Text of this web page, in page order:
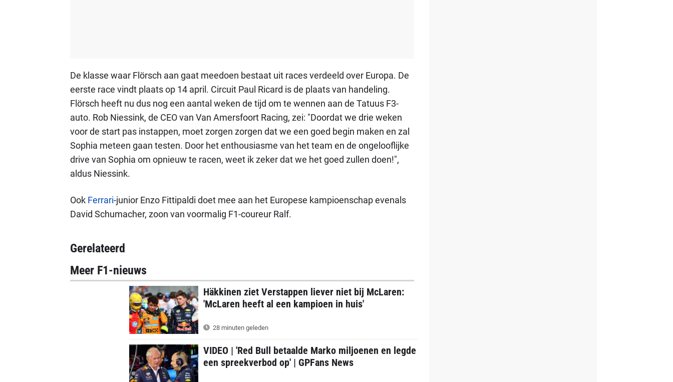
De klasse waar Flörsch aan gaat meedoen bestaat uit races verdeeld over Europa. De
eerste race vindt plaats op 14 april. Circuit Paul Ricard is de plaats van handeling.
Flörsch heeft nu dus nog een aantal weken de tijd om te wennen aan de Tatuus F3-
auto. Rob Niessink, de CEO van Van Amersfoort Racing, zei: "Doordat we drie weken
voor de start pas instappen, moet zorgen zorgen dat we een goed begin maken en zal
Sophia meteen gaan testen. Door het enthousiasme van het team en de ongelooflijke
drive van Sophia om opnieuw te racen, weet ik zeker dat we het goed zullen doen!",
aldus Niessink.
Ook Ferrari-junior Enzo Fittipaldi doet mee aan het Europese kampioenschap evenals
David Schumacher, zoon van voormalig F1-coureur Ralf.
Gerelateerd
Meer F1-nieuws
Häkkinen ziet Verstappen liever niet bij McLaren:
'McLaren heeft al een kampioen in huis'
28 minuten geleden
VIDEO | 'Red Bull betaalde Marko miljoenen en legde
een spreekverbod op' | GPFans News